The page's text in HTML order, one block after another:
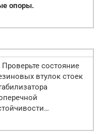
опоры.
Проверьте состояние
втулок стоек